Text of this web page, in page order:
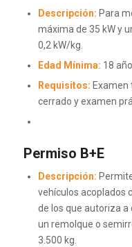
Descripción: Para
máxima de 35 kW y
0,2 kW/kg.
Edad Mínima: 18
Requisitos: Examen
cerrado y examen
Permiso B+E
Descripción:
vehículos acoplados
de los que autoriza a
un remolque o
3.500 kg.